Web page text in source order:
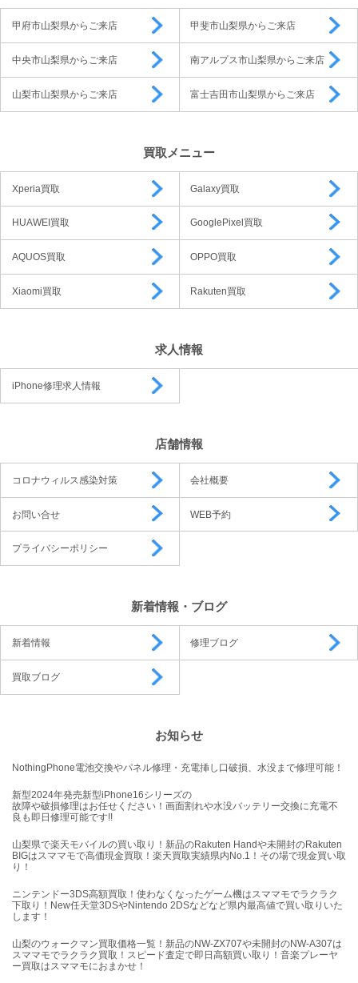
甲府市山梨県からご来店 甲斐市山梨県からご来店
中央市山梨県からご来店 南アルプス市山梨県からご来店
山梨市山梨県からご来店 富士吉田市山梨県からご来店
買取メニュー
Xperia買取 Galaxy買取
HUAWEI買取 GooglePixel買取
AQUOS買取 OPPO買取
Xiaomi買取 Rakuten買取
求人情報
iPhone修理求人情報
店舗情報
コロナウィルス感染対策 会社概要
お問い合せ WEB予約
プライバシーポリシー
新着情報・ブログ
新着情報 修理ブログ
買取ブログ
お知らせ
NothingPhone電池交換やパネル修理・充電挿し口破損、水没まで修理可能！
新型2024年発売新型iPhone16シリーズの
故障や破損修理はお任せください！画面割れや水没バッテリー交換に充電不
良も即日修理可能です!!
山梨県で楽天モバイルの買い取り！新品のRakuten Handや未開封のRakuten
BIGはスママモで高価現金買取！楽天買取実績県内No.1！その場で現金買い取
り！
ニンテンドー3DS高額買取！使わなくなったゲーム機はスママモでラクラク
下取り！New任天堂3DSやNintendo 2DSなどなど県内最高値で買い取りいた
します！
山梨のウォークマン買取価格一覧！新品のNW-ZX707や未開封のNW-A307は
スママモでラクラク買取！スピード査定で即日高額買い取り！音楽プレーヤ
ー買取はスママモにおまかせ！